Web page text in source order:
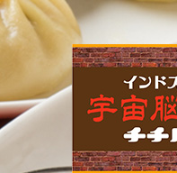
宇宙脳レ
シシリから
福岡市中央区六
ールバル「宇
＆シシリ」。
ご飯、お仕事
子会など様々
い。イベント